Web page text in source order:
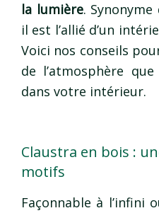
la lumière.
il est l’allié d’un
Voici nos conseils
de l’atmosphère
dans votre intérieur.
Claustra en bois :
motifs
Façonnable à l’infini